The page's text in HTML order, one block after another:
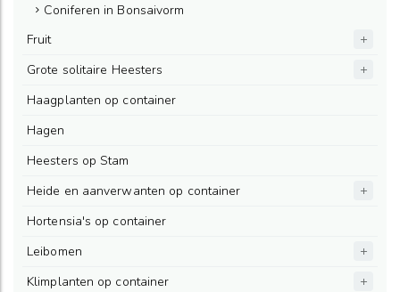
Coniferen in Bonsaivorm
Fruit
Grote solitaire Heesters
Haagplanten op container
Hagen
Heesters op Stam
Heide en aanverwanten op container
Hortensia's op container
Leibomen
Klimplanten op container